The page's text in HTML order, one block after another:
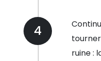
4
ruine :